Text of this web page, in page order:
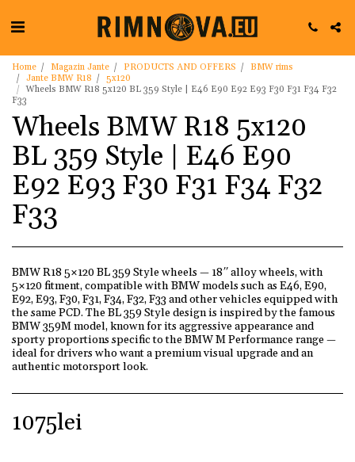
Home Magazin Jante PRODUCTS AND OFFERS
BMW rims
Jante BMW R18
5x120
Wheels BMW R18 5x120 BL 359 Style | E46 E90 E92 E93 F30 F31 F34 F32
F33
Wheels BMW R18 5x120
BL 359 Style | E46 E90
E92 E93 F30 F31 F34 F32
F33
BMW R18 5×120 BL 359 Style wheels — 18″ alloy wheels, with
5×120 fitment, compatible with BMW models such as E46, E90,
E92, E93, F30, F31, F34, F32, F33 and other vehicles equipped with
the same PCD. The BL 359 Style design is inspired by the famous
BMW 359M model, known for its aggressive appearance and
sporty proportions specific to the BMW M Performance range —
ideal for drivers who want a premium visual upgrade and an
authentic motorsport look.
1075lei